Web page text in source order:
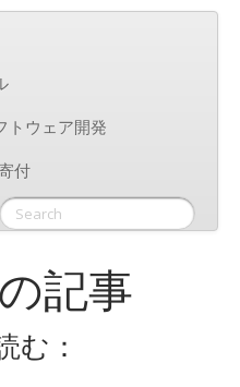
トウェア開発
付
記事
む：